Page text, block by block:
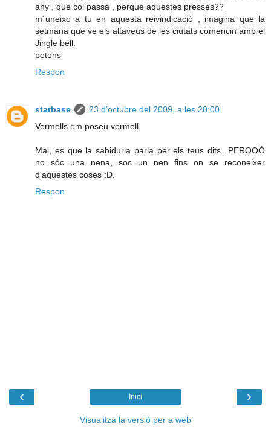
any , que coi passa , perquè aquestes presses??
m´uneixo a tu en aquesta reivindicació , imagina que la
setmana que ve els altaveus de les ciutats comencin amb el
Jingle bell.
petons
Respon
starbase
23 d’octubre del 2009, a les 20:00
Vermells em poseu vermell.
Mai, es que la sabiduria parla per els teus dits...PEROOÒ
no sóc una nena, soc un nen fins on se reconeixer
d'aquestes coses :D.
Respon
‹ ›
Inici
Visualitza la versió per a web